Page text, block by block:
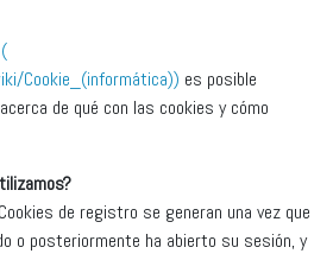
(
Cookie_(informática)) es posible
de qué con las cookies y cómo
de registro se generan una vez que
o posteriormente ha abierto su sesión, y